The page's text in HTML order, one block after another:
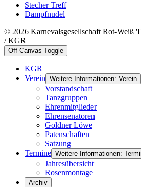
Stecher Treff
Dampfnudel
© 2026 Karnevalsgesellschaft Rot-Weiß
/ KGR
Off-Canvas Toggle
KGR
Verein Weitere Informationen: Verein
Vorstandschaft
Tanzgruppen
Ehrenmitglieder
Ehrensenatoren
Goldner Löwe
Patenschaften
Satzung
Termine Weitere Informationen:
Jahresübersicht
Rosenmontage
Archiv